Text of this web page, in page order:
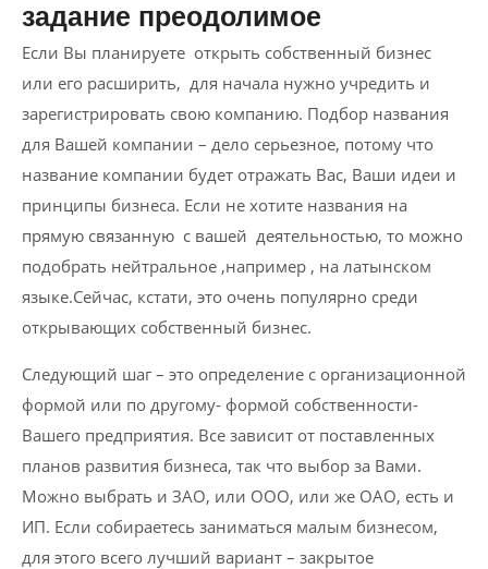
задание преодолимое
Если Вы планируете открыть собственный бизнес
или его расширить, для начала нужно учредить и
зарегистрировать свою компанию. Подбор названия
для Вашей компании – дело серьезное, потому что
название компании будет отражать Вас, Ваши идеи и
принципы бизнеса. Если не хотите названия на
прямую связанную с вашей деятельностью, то можно
подобрать нейтральное ,например , на латынском
языке.Сейчас, кстати, это очень популярно среди
открывающих собственный бизнес.
Следующий шаг – это определение с организационной
формой или по другому- формой собственности-
Вашего предприятия. Все зависит от поставленных
планов развития бизнеса, так что выбор за Вами.
Можно выбрать и ЗАО, или ООО, или же ОАО, есть и
ИП. Если собираетесь заниматься малым бизнесом,
для этого всего лучший вариант – закрытое